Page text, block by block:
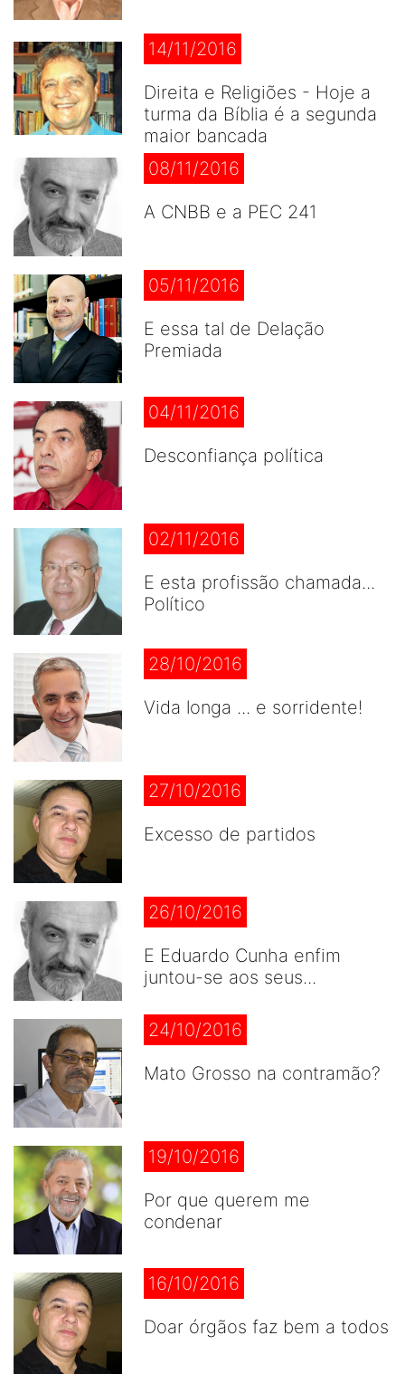
14/11/2016
Direita e Religiões - Hoje a
turma da Bíblia é a segunda
maior bancada
08/11/2016
A CNBB e a PEC 241
05/11/2016
E essa tal de Delação
Premiada
04/11/2016
Desconfiança política
02/11/2016
E esta profissão chamada...
Político
28/10/2016
Vida longa ... e sorridente!
27/10/2016
Excesso de partidos
26/10/2016
E Eduardo Cunha enfim
juntou-se aos seus...
24/10/2016
Mato Grosso na contramão?
19/10/2016
Por que querem me
condenar
16/10/2016
Doar órgãos faz bem a todos